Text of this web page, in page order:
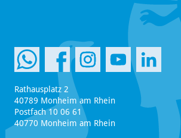
Rathausplatz 2
40789 Monheim am Rhein
Postfach 10 06 61
40770 Monheim am Rhein